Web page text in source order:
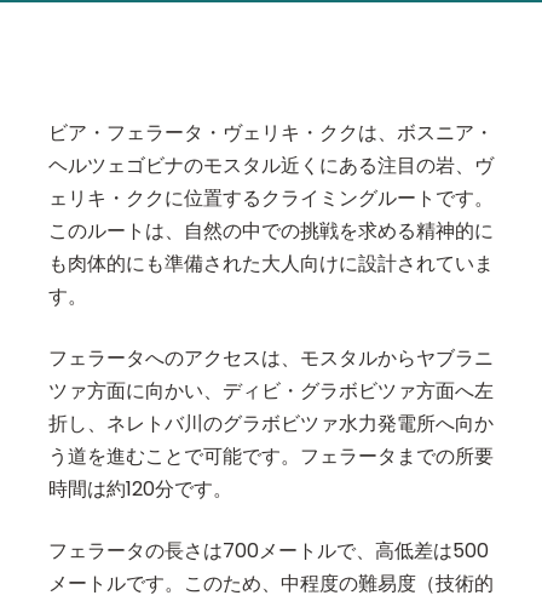
ビア・フェラータ・ヴェリキ・ククは、ボスニア・
ヘルツェゴビナのモスタル近くにある注目の岩、ヴ
ェリキ・ククに位置するクライミングルートです。
このルートは、自然の中での挑戦を求める精神的に
も肉体的にも準備された大人向けに設計されていま
す。
フェラータへのアクセスは、モスタルからヤブラニ
ツァ方面に向かい、ディビ・グラボビツァ方面へ左
折し、ネレトバ川のグラボビツァ水力発電所へ向か
う道を進むことで可能です。フェラータまでの所要
時間は約120分です。
フェラータの長さは700メートルで、高低差は500
メートルです。このため、中程度の難易度（技術的